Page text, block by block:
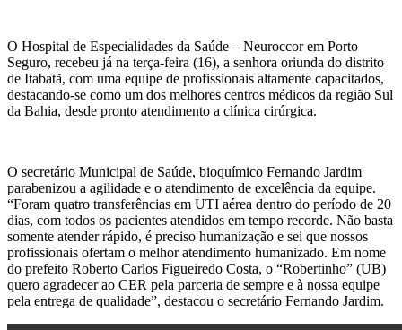
O Hospital de Especialidades da Saúde – Neuroccor em Porto
Seguro, recebeu já na terça-feira (16), a senhora oriunda do distrito
de Itabatã, com uma equipe de profissionais altamente capacitados,
destacando-se como um dos melhores centros médicos da região Sul
da Bahia, desde pronto atendimento a clínica cirúrgica.
O secretário Municipal de Saúde, bioquímico Fernando Jardim
parabenizou a agilidade e o atendimento de excelência da equipe.
“Foram quatro transferências em UTI aérea dentro do período de 20
dias, com todos os pacientes atendidos em tempo recorde. Não basta
somente atender rápido, é preciso humanização e sei que nossos
profissionais ofertam o melhor atendimento humanizado. Em nome
do prefeito Roberto Carlos Figueiredo Costa, o “Robertinho” (UB)
quero agradecer ao CER pela parceria de sempre e à nossa equipe
pela entrega de qualidade”, destacou o secretário Fernando Jardim.